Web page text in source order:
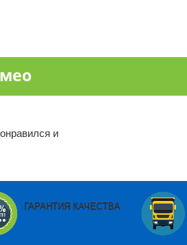
и
ГАРАНТИЯ КАЧЕСТВА